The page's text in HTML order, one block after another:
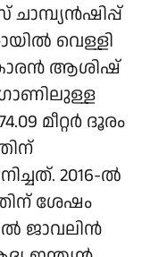
വെള്ളി
കാരന്‍ ആശിഷ്
മീറ്റര്‍ ദൂരം
2016-ല്‍
ശേഷം
ജാവലിന്‍